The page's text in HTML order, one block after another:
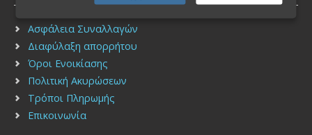
Ασφάλεια Συναλλαγών
Διαφύλαξη απορρήτου
Όροι Ενοικίασης
Πολιτική Ακυρώσεων
Τρόποι Πληρωμής
Επικοινωνία